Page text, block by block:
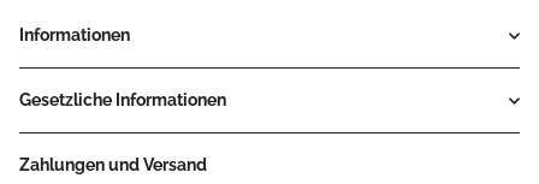
Informationen
Gesetzliche Informationen
Zahlungen und Versand